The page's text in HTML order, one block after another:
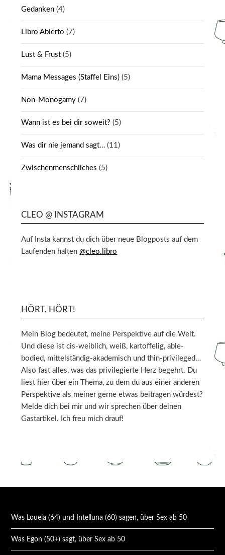
Gedanken (4)
Libro Abierto (7)
Lust & Frust (5)
Mama Messages (Staffel Eins) (5)
Non-Monogamy (7)
Wann ist es bei dir soweit? (5)
Was dir nie jemand sagt… (11)
Zwischenmenschliches (5)
CLEO @ INSTAGRAM
Auf Insta kannst du dich über neue Blogposts auf dem
Laufenden halten@cleo.libro
HÖRT, HÖRT!
Mein Blog bedeutet, meine Perspektive auf die Welt.
Und diese ist cis-weiblich, weiß, kartoffelig, able-
bodied, mittelständig-akademisch und thin-privileged…
Also fast alles, was das privilegierte Herz begehrt. Du
liest hier über ein Thema, zu dem du aus einer anderen
Perspektive als meiner gerne etwas beitragen würdest?
Melde dich bei mir und wir sprechen über deinen
Gastartikel. Ich freu mich drauf!
Was Louela (64) und Intelluna (60) sagen, über Sex ab 50
Was Egon (50+) sagt, über Sex ab 50